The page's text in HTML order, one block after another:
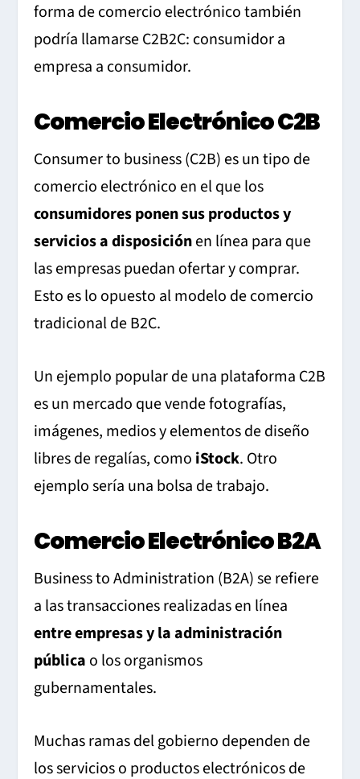
forma de comercio electrónico también
podría llamarse C2B2C: consumidor a
empresa a consumidor.
Comercio Electrónico C2B
Consumer to business (C2B) es un tipo de
comercio electrónico en el que los
consumidores ponen sus productos y
servicios a disposiciónen línea para que
las empresas puedan ofertar y comprar.
Esto es lo opuesto al modelo de comercio
tradicional de B2C.
Un ejemplo popular de una plataforma C2B
es un mercado que vende fotografías,
imágenes, medios y elementos de diseño
libres de regalías, como iStock. Otro
ejemplo sería una bolsa de trabajo.
Comercio Electrónico B2A
Business to Administration (B2A) se refiere
a las transacciones realizadas en línea
entre empresas y la administración
pública o los organismos
gubernamentales.
Muchas ramas del gobierno dependen de
los servicios o productos electrónicos de